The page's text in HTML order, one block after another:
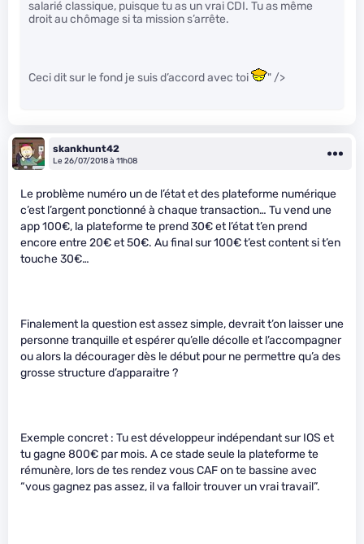
salarié classique, puisque tu as un vrai CDI. Tu as même
droit au chômage si ta mission s’arrête.
Ceci dit sur le fond je suis d’accord avec toi " />
skankhunt42
Le 26/07/2018 à 11h08
Le problème numéro un de l’état et des plateforme numérique
c’est l’argent ponctionné à chaque transaction… Tu vend une
app 100€, la plateforme te prend 30€ et l’état t’en prend
encore entre 20€ et 50€. Au final sur 100€ t’est content si t’en
touche 30€…
Finalement la question est assez simple, devrait t’on laisser une
personne tranquille et espérer qu’elle décolle et l’accompagner
ou alors la décourager dès le début pour ne permettre qu’a des
grosse structure d’apparaitre ?
Exemple concret : Tu est développeur indépendant sur IOS et
tu gagne 800€ par mois. A ce stade seule la plateforme te
rémunère, lors de tes rendez vous CAF on te bassine avec
“vous gagnez pas assez, il va falloir trouver un vrai travail”.